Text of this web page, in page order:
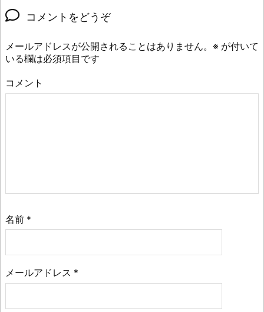
コメントをどうぞ
メールアドレスが公開されることはありません。 ※ が付いて
いる欄は必須項目です
コメント
名前 *
メールアドレス *